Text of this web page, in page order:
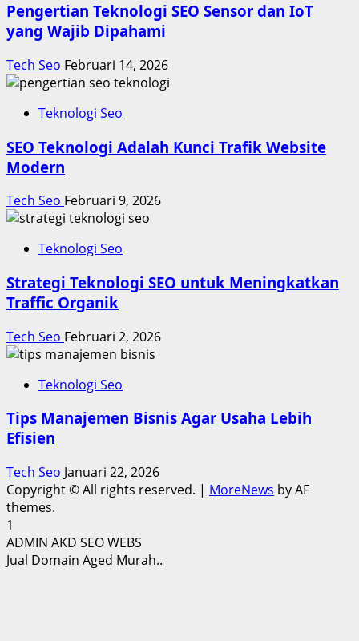
Pengertian Teknologi SEO Sensor dan IoT
yang Wajib Dipahami
Tech Seo Februari 14, 2026
Teknologi Seo
SEO Teknologi Adalah Kunci Trafik Website
Modern
Tech Seo Februari 9, 2026
Teknologi Seo
Strategi Teknologi SEO untuk Meningkatkan
Traffic Organik
Tech Seo Februari 2, 2026
Teknologi Seo
Tips Manajemen Bisnis Agar Usaha Lebih
Efisien
Tech Seo Januari 22, 2026
Copyright © All rights reserved. | MoreNews by AF
themes.
1
ADMIN AKD SEO WEBS
Jual Domain Aged Murah..